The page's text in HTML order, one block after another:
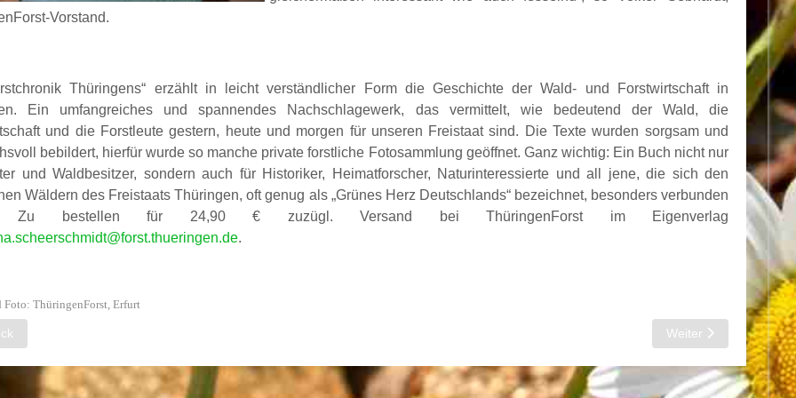
Vorstand.
Thüringens“ erzählt in leicht verständlicher Form die Geschichte der Wald- und Forstwirtschaft in
Ein umfangreiches und spannendes Nachschlagewerk, das vermittelt, wie bedeutend der Wald, die
und die Forstleute gestern, heute und morgen für unseren Freistaat sind. Die Texte wurden sorgsam und
bebildert, hierfür wurde so manche private forstliche Fotosammlung geöffnet. Ganz wichtig: Ein Buch nicht nur
und Waldbesitzer, sondern auch für Historiker, Heimatforscher, Naturinteressierte und all jene, die sich den
Wäldern des Freistaats Thüringen, oft genug als „Grünes Herz Deutschlands“ bezeichnet, besonders verbunden
Zu bestellen für 24,90 € zuzügl. Versand bei ThüringenForst im Eigenverlag
.
Foto: ThüringenForst, Erfurt
Beitrag: Holz macht jetzt auch 3D-Druck nachhaltig Nächster Beitrag:
Weiter